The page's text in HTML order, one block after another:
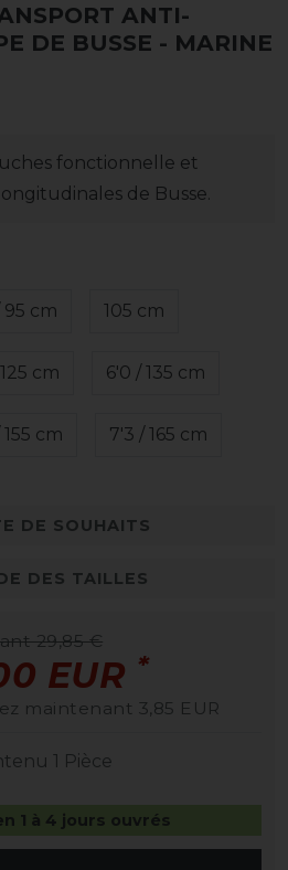
ANTI-
DE BUSSE - MARINE
fonctionnelle et
de Busse.
95 cm 105 cm
cm 6'0 / 135 cm
cm 7'3 / 165 cm
DE SOUHAITS
DES TAILLES
29,85 €
EUR *
maintenant 3,85 EUR
1 Pièce
1 à 4 jours ouvrés